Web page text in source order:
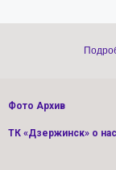
Фото Архив
ТК «Дзержинск» о нас